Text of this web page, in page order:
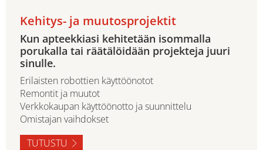
Kehitys- ja muutosprojektit
Kun apteekkiasi kehitetään isommalla
porukalla tai räätälöidään projekteja juuri
sinulle.
Erilaisten robottien käyttöönotot
Remontit ja muutot
Verkkokaupan käyttöönotto ja suunnittelu
Omistajan vaihdokset
TUTUSTU